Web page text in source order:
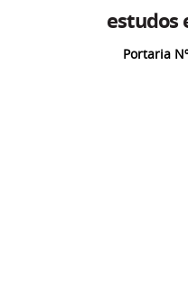
estudos
Portaria